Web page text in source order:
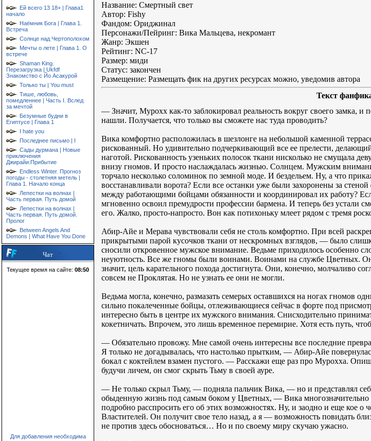
Ей всего 13 18+ | Глава1
начало
Наёмник Бога | Глава 1.
Встреча
Солнце над Чертополохом
Мечты о лете | Глава 1. О
встрече
Shaman King.
Перезагрузка | Ukfdf
Знакомство с Йо Асакурой
Только ты | You must
Тише, любовь,
помедленнее | Часть I. Вслед
за мечтой
Безумные будни в
Египтусе | Глава 1
I hate you
Последнее письмо | I
Сады дурмана | Новые
приключения
Джирайи:Прибытие
Endless Winter. Прогноз
погоды - столетняя метель |
Глава 1. Начало конца
Лепестки на волнах |
Часть первая. Путь домой
Лепестки на волнах |
Часть первая. Путь домой.
Пролог
Between Angels And
Demons | What Have You Done
Чат
Текущее время на сайте: 08:50
Для добавления необходима
Название: Смертный свет
Автор: Fishy
Фандом: Ориджинал
Персонажи/Пейринг: Вика Мальцева, некромант
Жанр: Экшен
Рейтинг: NC-17
Размер: миди
Статус: закончен
Размещение: Размещать фик на других ресурсах можно, уведомив автора
Текст
— Значит, Мурохх как-то заблокировал реальность вокруг своего замка, и
нашли. Получается, что только вы сможете нас туда проводить?
Вика комфортно расположилась в шезлонге на небольшой каменной
рискованный. Но удивительно подчеркивающий все ее прелести,
наготой. Рискованность узеньких полосок ткани нисколько не смущала
внизу гномов. И просто наслаждалась жизнью. Солнцем. Мужским
торчало несколько соломинок по земной моде. И бездельем. Ну, а что
восстанавливали ворота? Если все останки уже были захоронены за
между работающими бойцами обязанности и координировал их работу?
мгновенно освоил премудрости профессии бармена. И теперь без устали
его. Жалко, просто-напросто. Вон как потихоньку млеет рядом с тремя
Абир-Айе и Мерава чувствовали себя не столь комфортно. При всей
прикрытыми парой кусочков ткани от нескромных взглядов, — было
сносили откровенное мужское внимание. Ведьме приходилось особенно
неуютность. Все же гномы были воинами. Воинами на службе Цветных.
значит, цель карательного похода достигнута. Они, конечно, молчаливо
совсем не Проклятая. Но не узнать ее они не могли.
Ведьма могла, конечно, размазать семерых оставшихся на ногах гномов
сильно покалеченные бойцы, отлеживающиеся сейчас в форте под
интересно быть в центре их мужского внимания. Снисходительно
кокетничать. Впрочем, это лишь временное перемирие. Хотя есть путь,
— Обязательно провожу. Мне самой очень интересны все последние
Я только не догадывалась, что настолько прытким, — Абир-Айе
бокал с коктейлем взамен пустого. — Расскажи еще раз про Мурохха.
будучи личем, он смог скрыть Тьму в своей ауре.
— Не только скрыл Тьму, — подняла пальчик Вика, — но и представлял
обыденную жизнь под самым боком у Цветных, — Вика
подробно расспросить его об этих возможностях. Ну, и заодно и еще кое
Властителей. Он получит свое тело назад, а я — возможность повидать
не против здесь обосноваться… Но и по своему миру скучаю ужасно.